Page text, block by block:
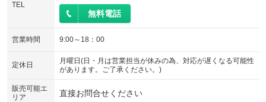
TEL
無料電話
営業時間 9:00～18：00
定休日
月曜日(日・月は営業担当が休みの為、対応が遅くなる可能性
があります。ご了承ください。)
販売可能エ
リア
直接お問合せください